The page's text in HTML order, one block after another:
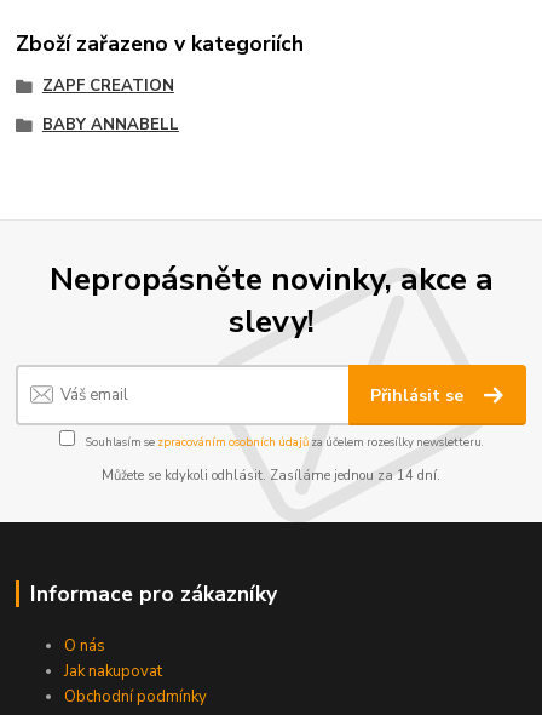
Zboží zařazeno v kategoriích
ZAPF CREATION
BABY ANNABELL
Nepropásněte novinky, akce a
slevy!
Přihlásit se
Souhlasím se zpracováním osobních údajůza účelem rozesílky newsletteru.
Můžete se kdykoli odhlásit. Zasíláme jednou za 14 dní.
Informace pro zákazníky
O nás
Jak nakupovat
Obchodní podmínky